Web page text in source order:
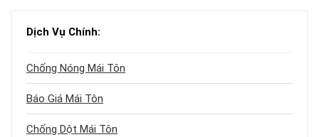
Dịch Vụ Chính:
Chống Nóng Mái Tôn
Báo Giá Mái Tôn
Chống Dột Mái Tôn